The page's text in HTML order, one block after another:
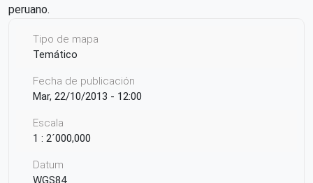
peruano.
Tipo de mapa
Temático
Fecha de publicación
Mar, 22/10/2013 - 12:00
Escala
1 : 2´000,000
Datum
WGS84